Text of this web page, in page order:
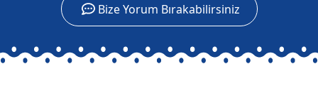
Bize Yorum Bırakabilirsiniz